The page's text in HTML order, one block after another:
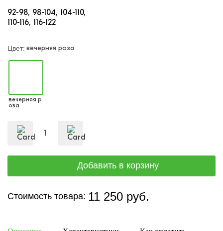
92-98 98-104
104-110
110-116 116-122
Цвет: вечерняя роза
вечерняя р
оза
Стоимость товара: 11 250 руб.